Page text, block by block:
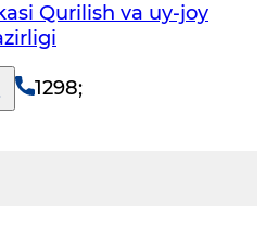
Qurilish va uy-joy
1298;